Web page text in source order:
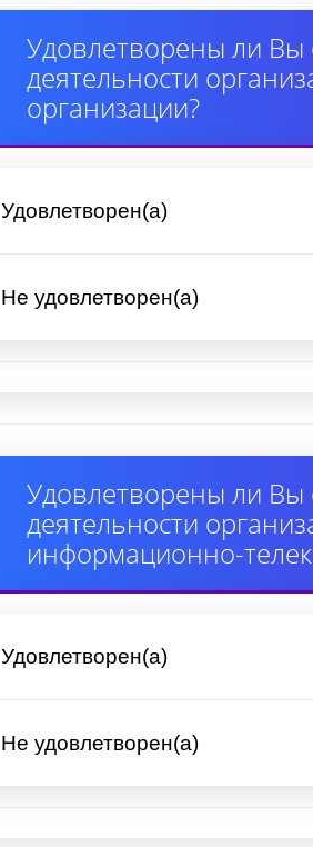
Удовлетворены ли Вы
деятельности
организации?
Удовлетворен(а)
Не удовлетворен(а)
Удовлетворены ли Вы
деятельности
информационно-
Удовлетворен(а)
Не удовлетворен(а)